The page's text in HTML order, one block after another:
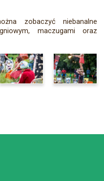
zobaczyć niebanalne
maczugami oraz